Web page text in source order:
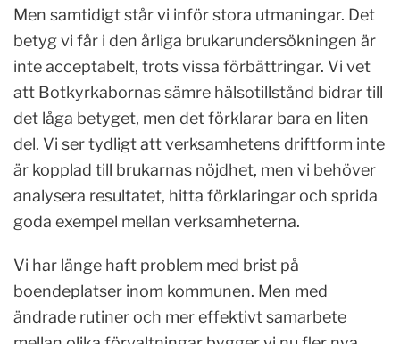
Men samtidigt står vi inför stora utmaningar. Det
betyg vi får i den årliga brukarundersökningen är
inte acceptabelt, trots vissa förbättringar. Vi vet
att Botkyrkabornas sämre hälsotillstånd bidrar till
det låga betyget, men det förklarar bara en liten
del. Vi ser tydligt att verksamhetens driftform inte
är kopplad till brukarnas nöjdhet, men vi behöver
analysera resultatet, hitta förklaringar och sprida
goda exempel mellan verksamheterna.
Vi har länge haft problem med brist på
boendeplatser inom kommunen. Men med
ändrade rutiner och mer effektivt samarbete